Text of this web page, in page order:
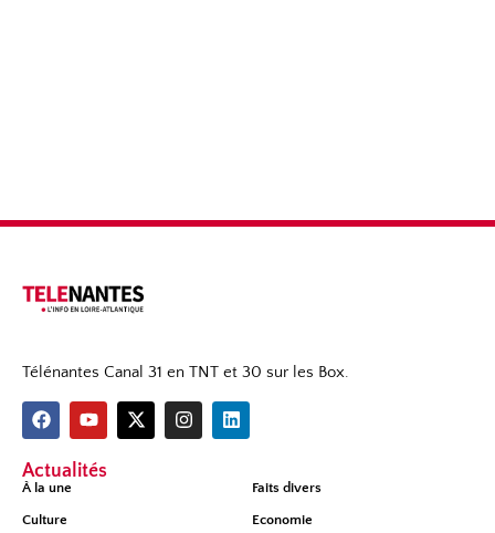
Télénantes Canal 31 en TNT et 30 sur les Box.
Actualités
À la une Faits divers
Culture Economie